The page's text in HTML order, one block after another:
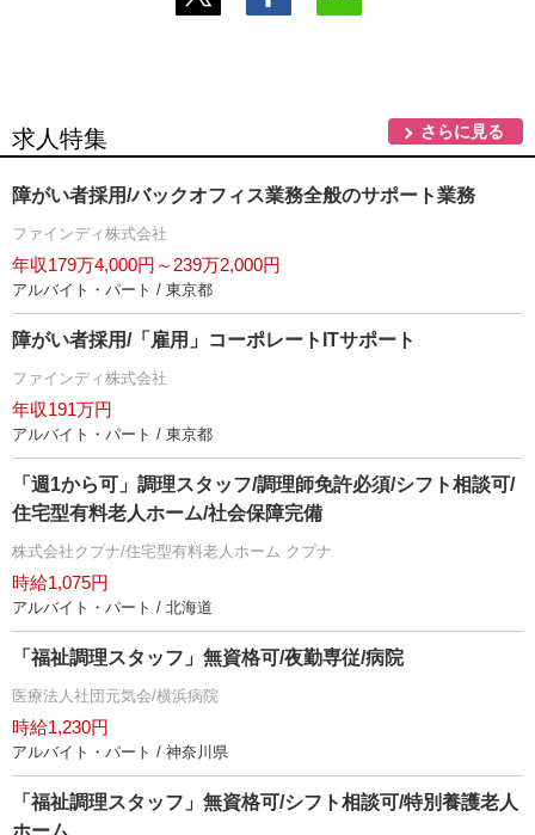
求人特集 さらに見る
障がい者採用/バックオフィス業務全般のサポート業務
ファインディ株式会社
年収179万4,000円～239万2,000円
アルバイト・パート / 東京都
障がい者採用/「雇用」コーポレートITサポート
ファインディ株式会社
年収191万円
アルバイト・パート / 東京都
「週1から可」調理スタッフ/調理師免許必須/シフト相談可/
住宅型有料老人ホーム/社会保障完備
株式会社クプナ/住宅型有料老人ホーム クプナ
時給1,075円
アルバイト・パート / 北海道
「福祉調理スタッフ」無資格可/夜勤専従/病院
医療法人社団元気会/横浜病院
時給1,230円
アルバイト・パート / 神奈川県
「福祉調理スタッフ」無資格可/シフト相談可/特別養護老人
ホーム